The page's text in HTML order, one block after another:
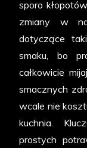
sporo
zmiany w
dotyczące
smaku, bo
całkowicie
smacznych
wcale nie
kuchnia.
prostych